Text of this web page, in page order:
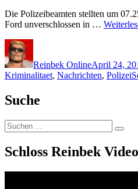
Die Polizeibeamten stellten um
Ford unverschlossen in …
Reinbek OnlineApril 24,
Kriminalitaet, Nachrichten, Polizei
Suche
Suchen
nach:
Schloss Reinbek Video